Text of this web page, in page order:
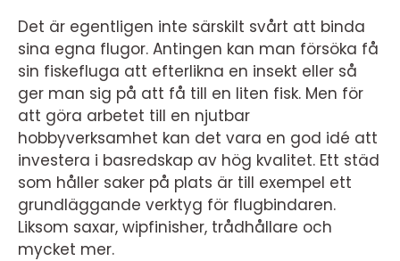
Det är egentligen inte särskilt svårt att binda
sina egna flugor. Antingen kan man försöka få
sin fiskefluga att efterlikna en insekt eller så
ger man sig på att få till en liten fisk. Men för
att göra arbetet till en njutbar
hobbyverksamhet kan det vara en god idé att
investera i basredskap av hög kvalitet. Ett städ
som håller saker på plats är till exempel ett
grundläggande verktyg för flugbindaren.
Liksom saxar, wipfinisher, trådhållare och
mycket mer.